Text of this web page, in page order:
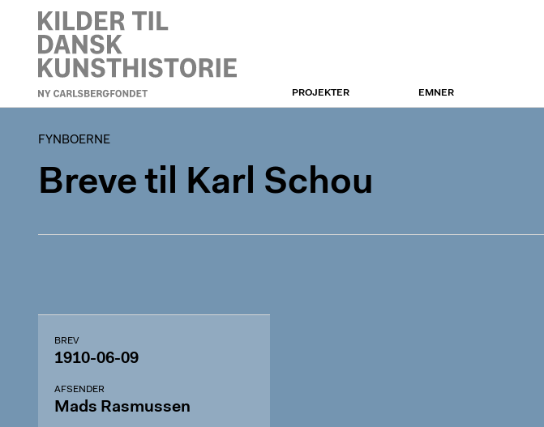
FYNBOERNE
PROJEKTER EMNER
FYNBOERNE
Breve til Karl Schou
BREV
1910-06-09
AFSENDER
Mads Rasmussen